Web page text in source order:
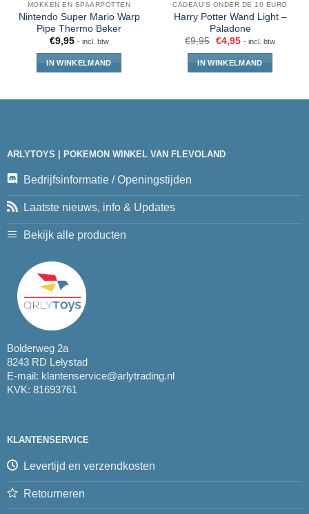
MOKKEN EN SPAARPOTTEN
Nintendo Super Mario Warp
Pipe Thermo Beker
€9,95 - incl. btw
IN WINKELMAND
CADEAU'S ONDER DE 10 EURO
Harry Potter Wand Light –
Paladone
€9,95 €4,95 - incl. btw
IN WINKELMAND
ARLYTOYS | POKEMON WINKEL VAN FLEVOLAND
Bedrijfsinformatie / Openingstijden
Laatste nieuws, info & Updates
Bekijk alle producten
Bolderweg 2a
8243 RD Lelystad
E-mail: klantenservice@arlytrading.nl
KVK: 81693761
KLANTENSERVICE
Levertijd en verzendkosten
Retourneren